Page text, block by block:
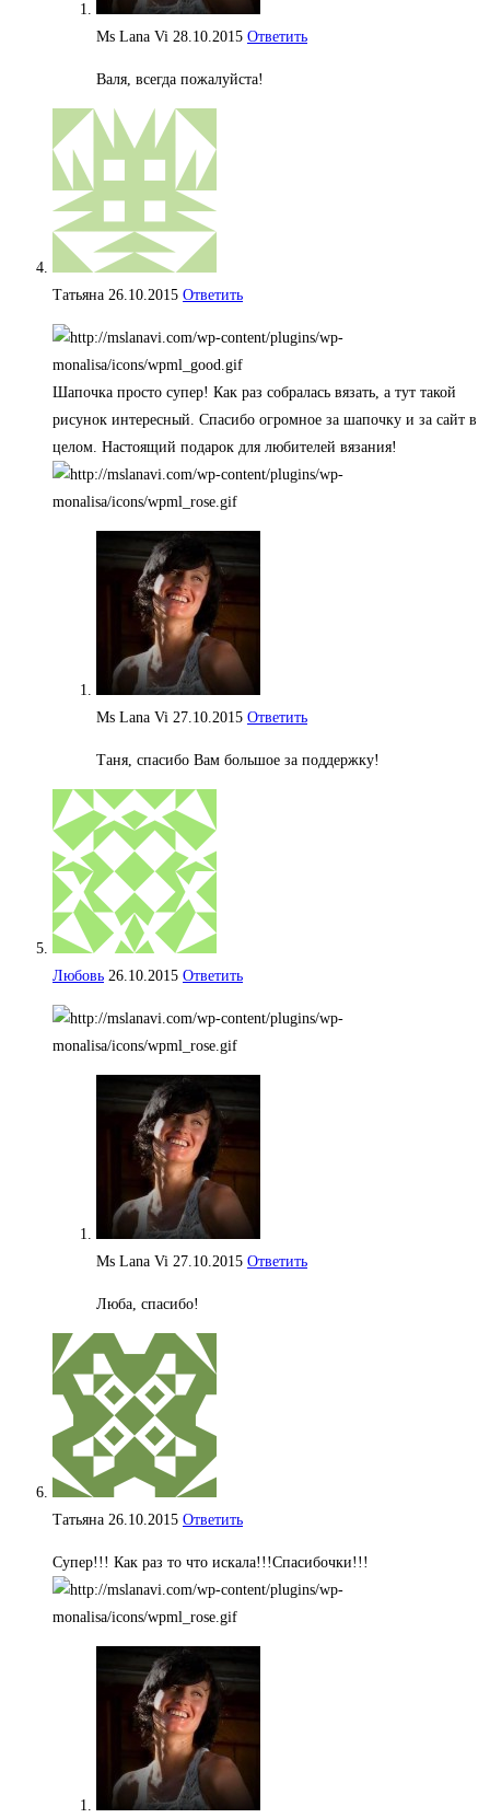
Ms Lana Vi 28.10.2015 Ответить
Валя, всегда пожалуйста!
Татьяна 26.10.2015 Ответить
Шапочка просто супер! Как раз собралась вязать, а тут такой
рисунок интересный. Спасибо огромное за шапочку и за сайт в
целом. Настоящий подарок для любителей вязания!
Ms Lana Vi 27.10.2015 Ответить
Таня, спасибо Вам большое за поддержку!
Любовь 26.10.2015 Ответить
Ms Lana Vi 27.10.2015 Ответить
Люба, спасибо!
Татьяна 26.10.2015 Ответить
Супер!!! Как раз то что искала!!!Спасибочки!!!